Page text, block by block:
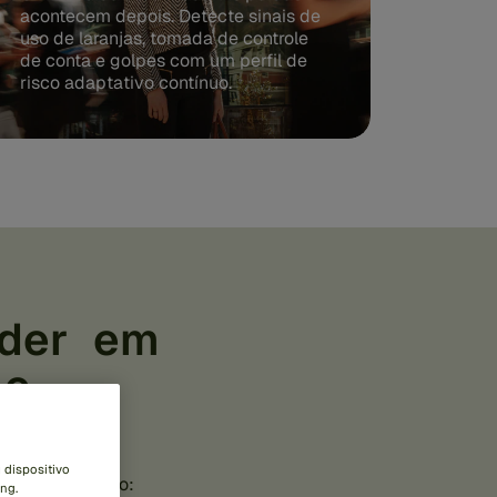
acontecem depois. Detecte sinais de
uso de laranjas, tomada de controle
de conta e golpes com um perfil de
risco adaptativo contínuo.
em
e
relatório:
dispositivo